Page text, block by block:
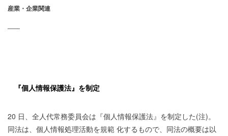
産業・企業関連
——
『個人情報保護法』を制定
20 日、全人代常務委員会は『個人情報保護法』を制定した(注)。
同法は、個人情報処理活動を規範 化するもので、同法の概要は以